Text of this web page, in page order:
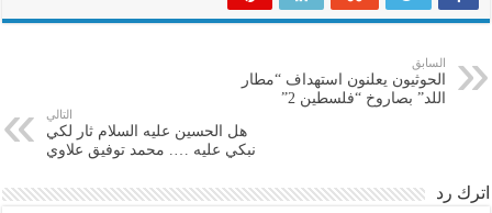
السابق
الحوثيون يعلنون استهداف “مطار
اللد” بصاروخ “فلسطين 2”
التالي
هل الحسين عليه السلام ثار لكي
نبكي عليه …. محمد توفيق علاوي
اترك رد